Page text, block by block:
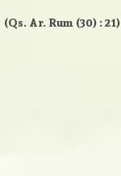
(Qs. Ar. Rum (30) : 21)